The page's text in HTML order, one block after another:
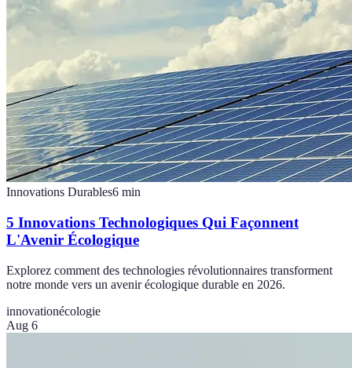
Innovations Durables6 min
5 Innovations Technologiques Qui Façonnent
L'Avenir Écologique
Explorez comment des technologies révolutionnaires transforment
notre monde vers un avenir écologique durable en 2026.
innovationécologie
Aug 6